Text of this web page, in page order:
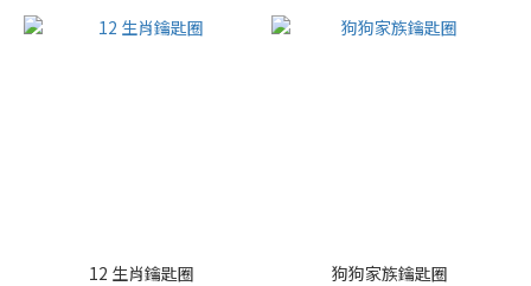
12 生肖鑰匙圈 狗狗家族鑰匙圈